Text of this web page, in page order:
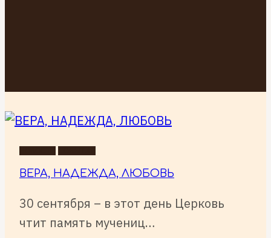
ВЕРА, НАДЕЖДА, ЛЮБОВЬ
30 сентября – в этот день Церковь
чтит память мучениц…